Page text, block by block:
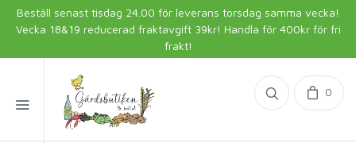
Beställ senast tisdag 24.00 för leverans torsdag samma vecka!
Vecka 18&19 reducerad fraktavgift 39kr! Handla för 400kr för fri
frakt!
0